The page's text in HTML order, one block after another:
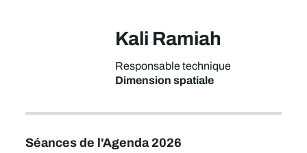
Kali Ramiah
Responsable technique
Dimension spatiale
Séances de l'Agenda 2026